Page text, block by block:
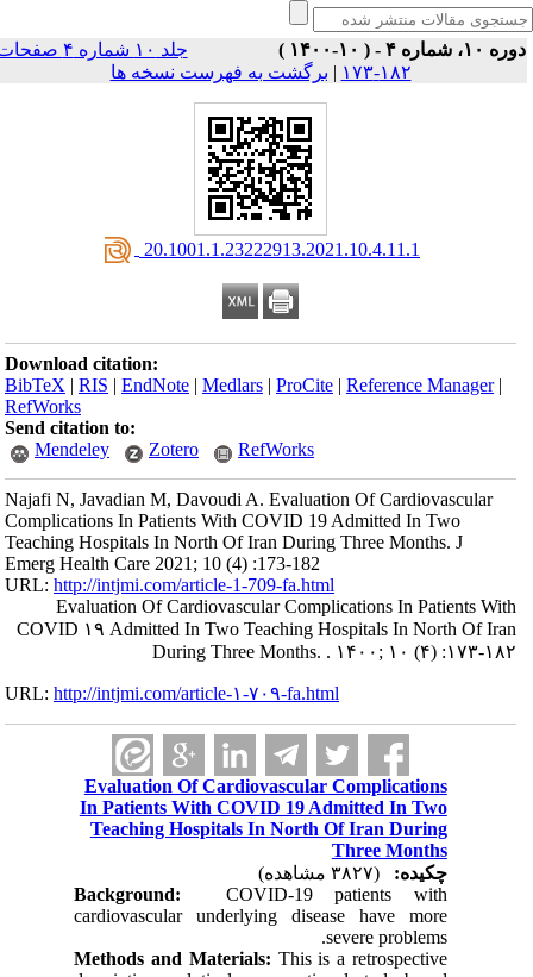
۱۰، شماره ۴ - ( ۱۰-۱۴۰۰ )
جلد ۱۰ شماره ۴ صفحات
۱۸۲-۱۷۳
| برگشت به فهرست نسخه ها
‎ 20.1001.1.23222913.2021.10.4.11.1
Download citation:
BibTeX |RIS |EndNote |Medlars |ProCite |Reference Manager
RefWorks
Send citation to:
Mendeley
Zotero RefWorks
Najafi N, Javadian M, Davoudi A. Evaluation Of Cardiovascular
Complications In Patients With COVID 19 Admitted In Two
Teaching Hospitals In North Of Iran During Three Months. J
Emerg Health Care 2021; 10 (4) :173-182
URL:http://intjmi.com/article-1-709-fa.html
Evaluation Of Cardiovascular Complications In Patients With
COVID ۱۹ Admitted In Two Teaching Hospitals In North Of Iran
During Three Months. . ۱۴۰۰; ۱۰ (۴) :۱۷۳-۱۸۲
URL:http://intjmi.com/article-۱-۷۰۹-fa.html
Evaluation Of Cardiovascular Complications
In Patients With COVID 19 Admitted In Two
Teaching Hospitals In North Of Iran During
Three Months
چکیده:
Background:
COVID-19 patients with
cardiovascular underlying disease have more
severe problems.
Methods and Materials :This is a retrospective